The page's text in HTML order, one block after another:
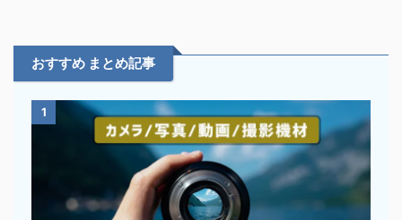
おすすめ まとめ記事
1